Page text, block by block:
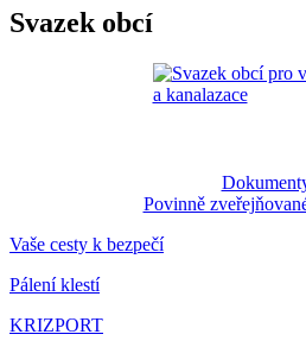
Svazek obcí
Povinně
Vaše cesty k bezpečí
Pálení klestí
KRIZPORT